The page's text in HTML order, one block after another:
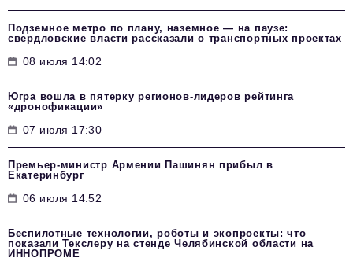
Подземное метро по плану, наземное — на паузе:
свердловские власти рассказали о транспортных проектах
08 июля 14:02
Югра вошла в пятерку регионов-лидеров рейтинга
«дронофикации»
07 июля 17:30
Премьер-министр Армении Пашинян прибыл в
Екатеринбург
06 июля 14:52
Беспилотные технологии, роботы и экопроекты: что
показали Текслеру на стенде Челябинской области на
ИННОПРОМЕ